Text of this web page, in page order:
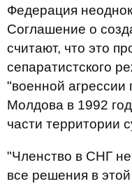
Федерация
Соглашение о
считают, что это
сепаратистского
"военной агрессии
Молдова в 1992
части территории
"Членство в СНГ
все решения в